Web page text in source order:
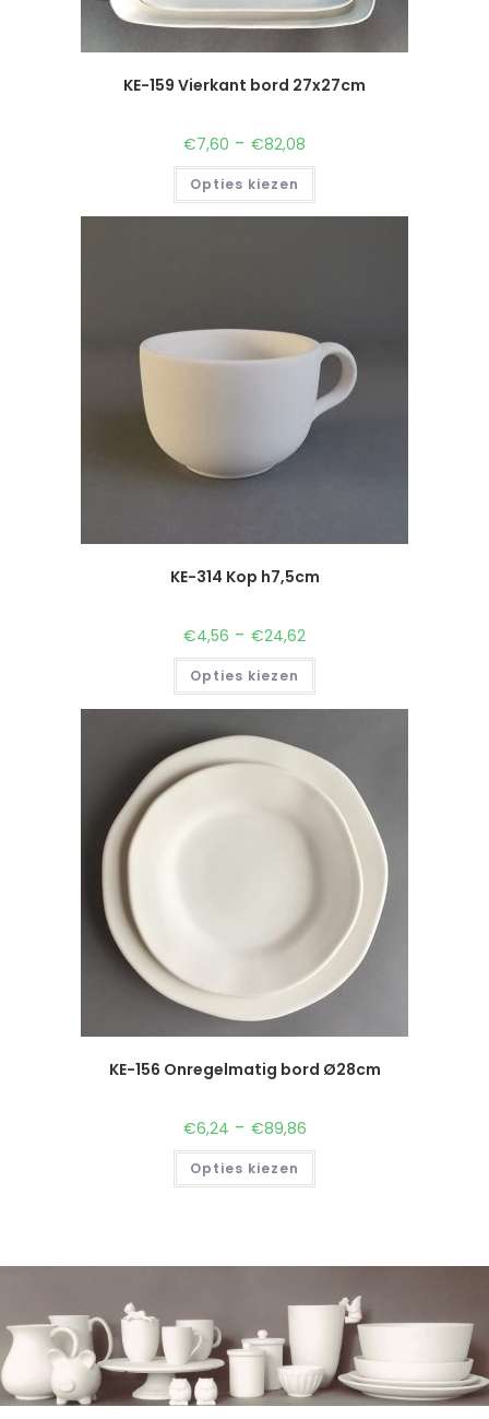
KE-159 Vierkant bord 27x27cm
€7,60 - €82,08
Opties kiezen
KE-314 Kop h7,5cm
€4,56 - €24,62
Opties kiezen
KE-156 Onregelmatig bord Ø28cm
€6,24 - €89,86
Opties kiezen